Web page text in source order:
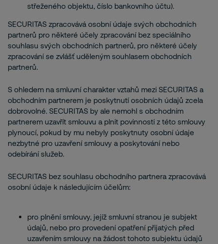
střeženého objektu, číslo bankovního účtu).
SECURITAS zpracovává osobní údaje svých obchodních
partnerů pro některé účely zpracování bez speciálního
souhlasu svých obchodních partnerů, pro některé účely
zpracování se zvlášť uděleným souhlasem obchodních
partnerů.
S ohledem na smluvní charakter vztahů mezi SECURITAS a
obchodním partnerem je poskytnutí osobních údajů zcela
dobrovolné. SECURITAS by ale nemohl s obchodním
partnerem uzavřít smlouvu a plnit povinnosti z této smlouvy
plynoucí, pokud by mu nebyly poskytnuty osobní údaje
nezbytné pro uzavření smlouvy a poskytování nebo
odebírání služeb.
SECURITAS bez souhlasu obchodního partnera zpracovává
osobní údaje k následujícím účelům:
pro plnění smlouvy, jejíž smluvní stranou je subjekt
údajů, nebo pro provedení opatření přijatých před
uzavřením smlouvy na žádost tohoto subjektu údajů